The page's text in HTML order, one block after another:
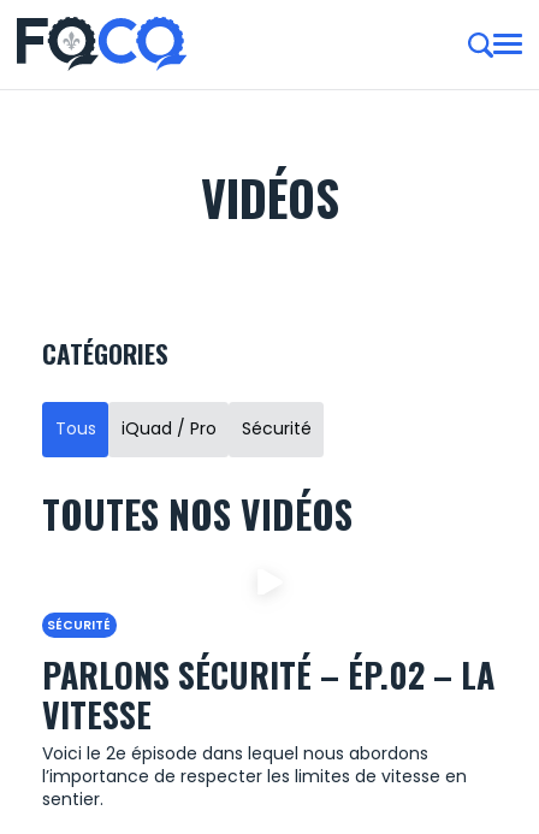
VIDÉOS
CATÉGORIES
Tous iQuad / Pro Sécurité
TOUTES NOS VIDÉOS
SÉCURITÉ
PARLONS SÉCURITÉ – ÉP.02 – LA
VITESSE
Voici le 2e épisode dans lequel nous abordons
l’importance de respecter les limites de vitesse en
sentier.